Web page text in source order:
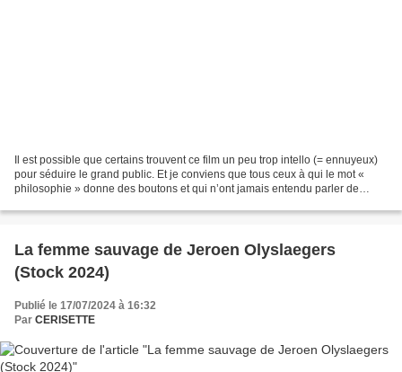
Il est possible que certains trouvent ce film un peu trop intello (= ennuyeux)
pour séduire le grand public. Et je conviens que tous ceux à qui le mot «
philosophie » donne des boutons et qui n’ont jamais entendu parler de
La femme sauvage de Jeroen Olyslaegers
(Stock 2024)
Publié le 17/07/2024 à 16:32
Par CERISETTE